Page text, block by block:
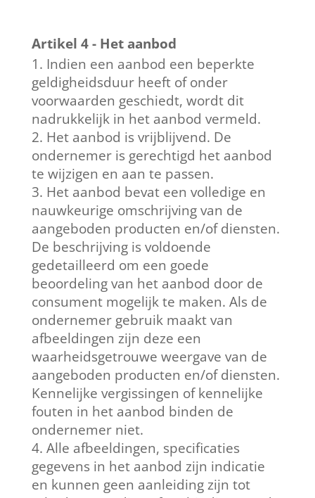
Artikel 4 - Het aanbod
Indien een aanbod een beperkte
geldigheidsduur heeft of onder
voorwaarden geschiedt, wordt dit
nadrukkelijk in het aanbod vermeld.
Het aanbod is vrijblijvend. De
ondernemer is gerechtigd het aanbod
te wijzigen en aan te passen.
Het aanbod bevat een volledige en
nauwkeurige omschrijving van de
aangeboden producten en/of diensten.
De beschrijving is voldoende
gedetailleerd om een goede
beoordeling van het aanbod door de
consument mogelijk te maken. Als de
ondernemer gebruik maakt van
afbeeldingen zijn deze een
waarheidsgetrouwe weergave van de
aangeboden producten en/of diensten.
Kennelijke vergissingen of kennelijke
fouten in het aanbod binden de
ondernemer niet.
Alle afbeeldingen, specificaties
gegevens in het aanbod zijn indicatie
en kunnen geen aanleiding zijn tot